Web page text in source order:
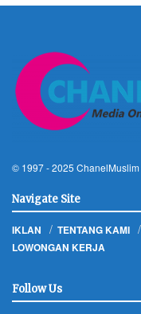
© 1997 - 2025 ChanelMuslim
Navigate Site
IKLAN TENTANG KAMI
LOWONGAN KERJA
Follow Us